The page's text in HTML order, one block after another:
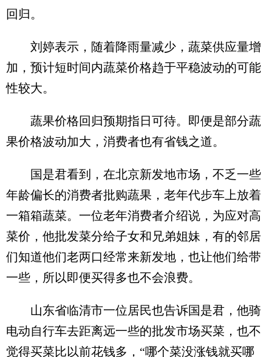
回归。
刘婷表示，随着降雨量减少，蔬菜供应量增
加，预计短时间内蔬菜价格趋于平稳波动的可能
性较大。
蔬果价格回归预期指日可待。即便是部分蔬
果价格波动加大，消费者也有省钱之道。
国是君看到，在北京新发地市场，不乏一些
年龄偏长的消费者批购蔬果，老年代步车上放着
一箱箱蔬菜。一位老年消费者介绍说，为应对高
菜价，他批发菜分给子女和兄弟姐妹，有的邻居
们知道他们老两口经常来新发地，也让他们给带
一些，所以即便买得多也不会浪费。
山东省临清市一位居民也告诉国是君，他骑
电动自行车去距离远一些的批发市场买菜，也不
觉得买菜比以前花钱多，“哪个菜没涨钱就买哪